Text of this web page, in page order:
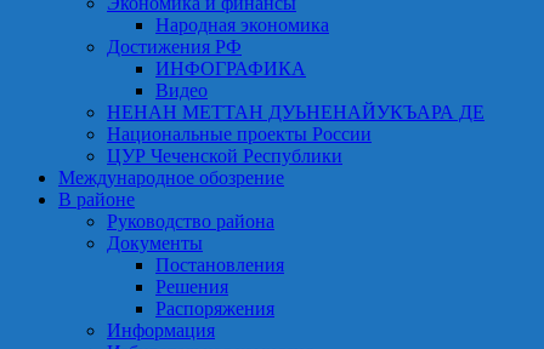
Народная экономика
Достижения РФ
ИНФОГРАФИКА
Видео
НЕНАН МЕТТАН ДУЬНЕНАЙУКЪАРА ДЕ
Национальные проекты России
ЦУР Чеченской Республики
Международное обозрение
В районе
Руководство района
Документы
Постановления
Решения
Распоряжения
Информация